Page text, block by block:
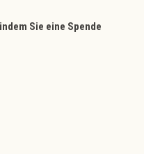
Sie eine Spende